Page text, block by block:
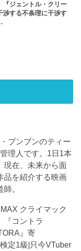
『ジェントル・クリー
渉する不条理に干渉す
ブンブンのティー
理人です。1日1本
現在、未来から面
品を紹介する映画
。
クライマック
『コントラ
』寄
定1級|只今VTuber